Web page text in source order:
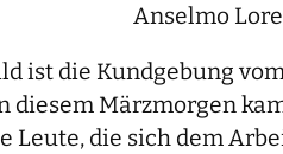
Anselmo
ist die Kundgebung
diesem Märzmorgen
Leute, die sich dem